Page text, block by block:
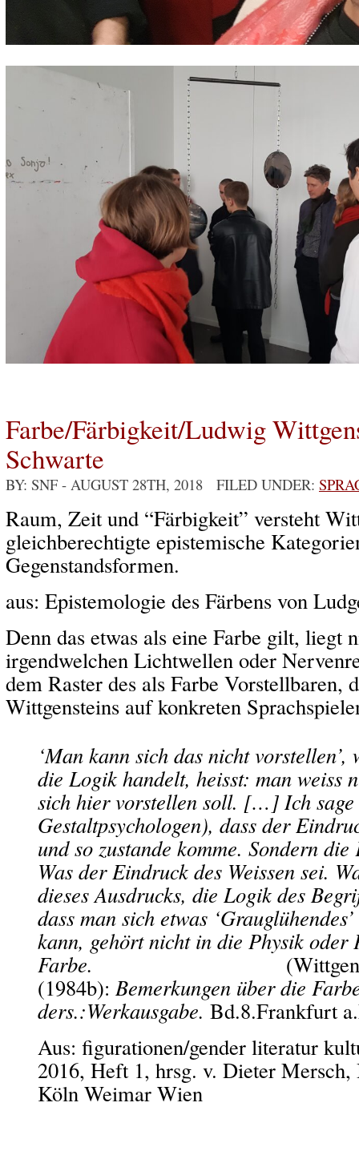
Farbe/Färbigkeit/Ludwig
Schwarte
BY: SNF - AUGUST 28TH, 2018 FILED UNDER:
Raum, Zeit und “Färbigkeit” versteht
gleichberechtigte epistemische
Gegenstandsformen.
aus: Epistemologie des Färbens von
Denn das etwas als eine Farbe gilt, liegt
irgendwelchen Lichtwellen oder
dem Raster des als Farbe Vorstellbaren,
Wittgensteins auf konkreten
‘Man kann sich das nicht vorstellen’,
die Logik handelt, heisst: man weiss
sich hier vorstellen soll. […] Ich
Gestaltpsychologen), dass der
und so zustande komme. Sondern
Was der Eindruck des Weissen sei.
dieses Ausdrucks, die Logik des
dass man sich etwas
kann, gehört nicht in die Physik oder
Farbe.
(1984b): Bemerkungen über die
ders.:Werkausgabe.Bd.8.Frankfurt
Aus: figurationen/gender literatur
2016, Heft 1, hrsg. v. Dieter Mersch,
Köln Weimar Wien